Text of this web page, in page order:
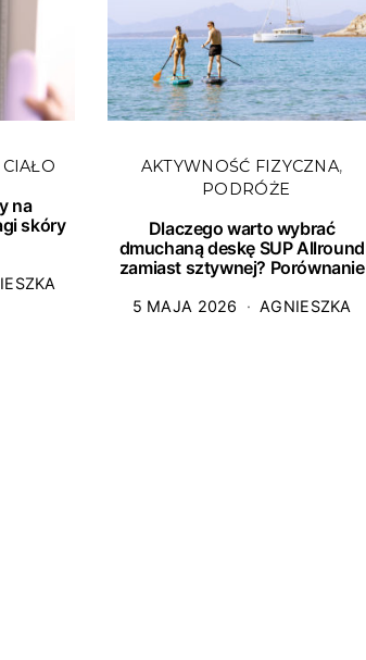
na
skóry
AKTYWNOŚĆ FIZYCZNA
PODRÓŻE
Dlaczego warto wybrać
dmuchaną deskę SUP Allround
zamiast sztywnej? Porównanie
5 MAJA 2026 AGNIESZKA